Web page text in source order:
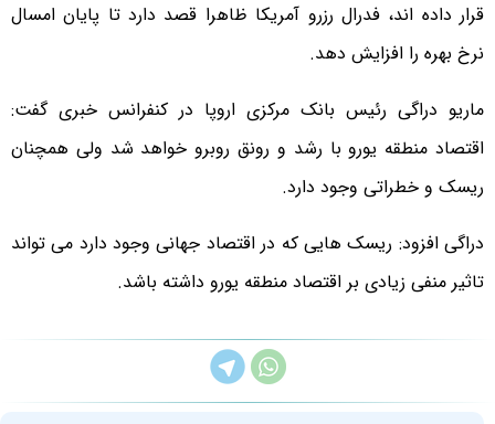
قرار داده اند، فدرال رزرو آمریکا ظاهرا قصد دارد تا پایان امسال
نرخ بهره را افزایش دهد.
ماریو دراگی رئیس بانک مرکزی اروپا در کنفرانس خبری گفت:
اقتصاد منطقه یورو با رشد و رونق روبرو خواهد شد ولی همچنان
ریسک و خطراتی وجود دارد.
دراگی افزود: ریسک هایی که در اقتصاد جهانی وجود دارد می تواند
تاثیر منفی زیادی بر اقتصاد منطقه یورو داشته باشد.